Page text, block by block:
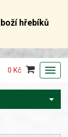
hřebíků
0 Kč